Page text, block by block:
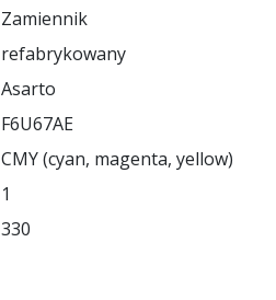
Zamiennik
refabrykowany
Asarto
F6U67AE
CMY (cyan, magenta, yellow)
1
330